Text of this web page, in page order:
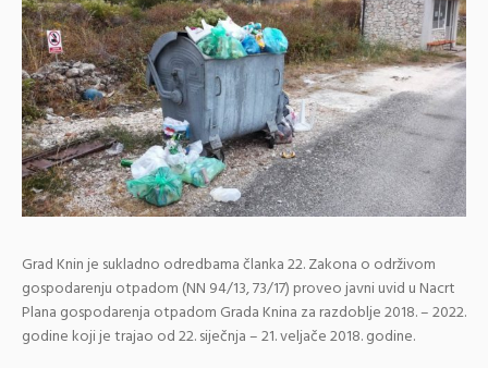
Grad Knin je sukladno odredbama članka 22. Zakona o održivom
gospodarenju otpadom (NN 94/13, 73/17) proveo javni uvid u Nacrt
Plana gospodarenja otpadom Grada Knina za razdoblje 2018. – 2022.
godine koji je trajao od 22. siječnja – 21. veljače 2018. godine.